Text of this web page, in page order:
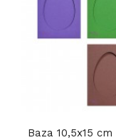
Baza 10,5x15